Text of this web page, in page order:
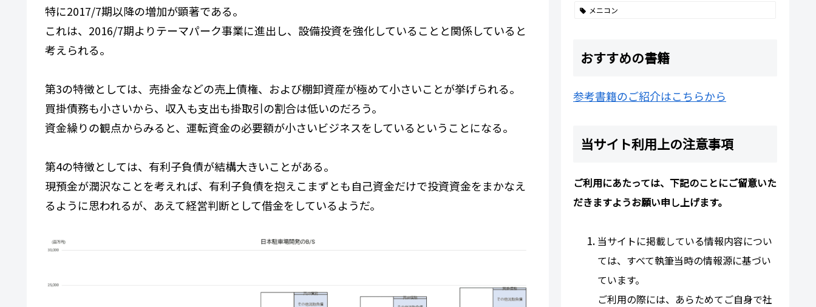
特に2017/7期以降の増加が顕著である。
これは、2016/7期よりテーマパーク事業に進出し、設備投資を強化していることと関係していると
考えられる。
第3の特徴としては、売掛金などの売上債権、および棚卸資産が極めて小さいことが挙げられる。
買掛債務も小さいから、収入も支出も掛取引の割合は低いのだろう。
資金繰りの観点からみると、運転資金の必要額が小さいビジネスをしているということになる。
第4の特徴としては、有利子負債が結構大きいことがある。
現預金が潤沢なことを考えれば、有利子負債を抱えこまずとも自己資金だけで投資資金をまかなえ
るように思われるが、あえて経営判断として借金をしているようだ。
メニコン
おすすめの書籍
参考書籍のご紹介はこちらから
当サイト利用上の注意事項
ご利用にあたっては、下記のことにご留意いた
だきますようお願い申し上げます。
当サイトに掲載している情報内容につい
ては、すべて執筆当時の情報源に基づい
ています。
ご利用の際には、あらためてご自身で社